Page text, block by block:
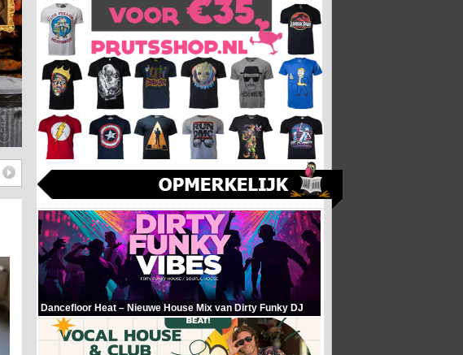
Dancefloor Heat – Nieuwe House Mix van Dirty Funky DJ